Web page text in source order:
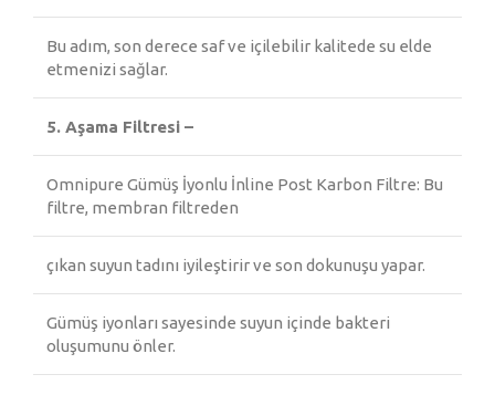
Bu adım, son derece saf ve içilebilir kalitede su elde
etmenizi sağlar.
5. Aşama Filtresi –
Omnipure Gümüş İyonlu İnline Post Karbon Filtre: Bu
filtre, membran filtreden
çıkan suyun tadını iyileştirir ve son dokunuşu yapar.
Gümüş iyonları sayesinde suyun içinde bakteri
oluşumunu önler.